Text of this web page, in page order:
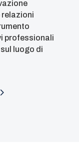
relazioni
professionali
luogo di